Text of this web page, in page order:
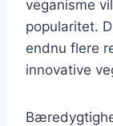
veganisme
popularitet.
endnu flere
innovative